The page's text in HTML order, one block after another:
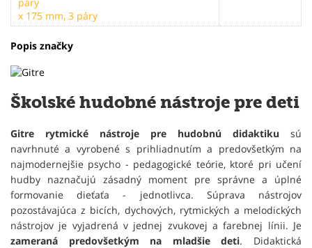
x 175 mm, 3 páry
Popis značky
Školské hudobné nástroje pre deti
Gitre rytmické nástroje pre hudobnú didaktiku sú
navrhnuté a vyrobené s prihliadnutím a predovšetkým na
najmodernejšie psycho - pedagogické teórie, ktoré pri učení
hudby naznačujú zásadný moment pre správne a úplné
formovanie dieťaťa - jednotlivca. Súprava nástrojov
pozostávajúca z bicích, dychových, rytmických a melodických
nástrojov je vyjadrená v jednej zvukovej a farebnej línii. Je
zameraná predovšetkým na mladšie deti. Didaktická